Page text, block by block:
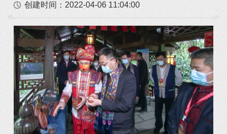
创建时间： 2022-04-06 11:04:00